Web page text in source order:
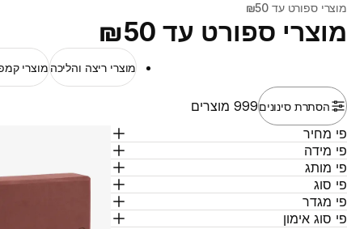
בית
מוצרי ספורט עד ₪50
מוצרי ספורט עד ₪50
מוצרי ריצה והליכה מוצרי
הסתרת סינונים999 מוצרים
מחיר
מידה
מותג
סוג
מגדר
סוג אימון